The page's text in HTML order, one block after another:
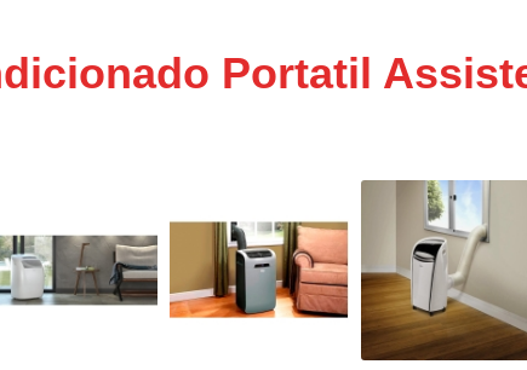
de
Assistencia
Assistencia
Assistencia
Assistencia Tecnica para Ar
Assistencia Tecnica de Geladeira
Assistencia Tecnica Geladeira
Portatil